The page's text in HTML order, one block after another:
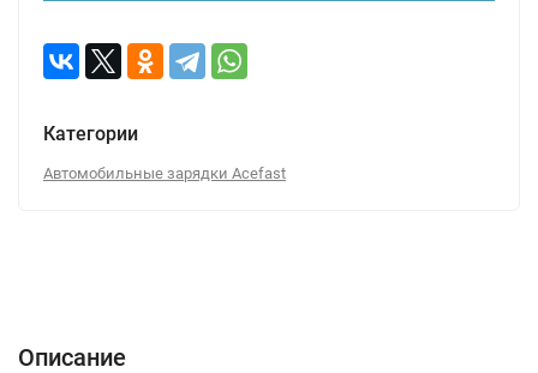
Категории
Автомобильные зарядки Acefast
Описание